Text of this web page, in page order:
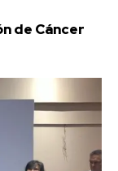
de Cáncer